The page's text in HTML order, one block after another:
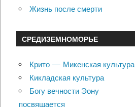
Жизнь после смерти
СРЕДИЗЕМНОМОРЬЕ
Крито — Микенская культура
Кикладская культура
Богу вечности Эону
посвящается